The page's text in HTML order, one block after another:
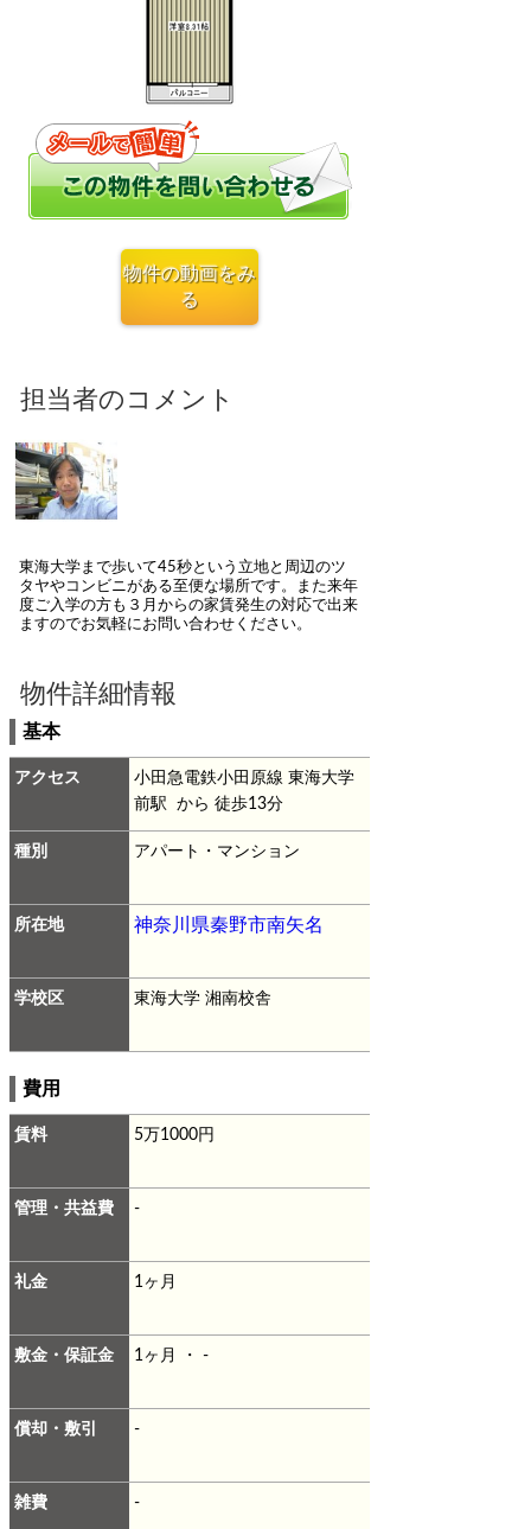
東海大学まで歩いて45秒という立地と周辺のツ
タヤやコンビニがある至便な場所です。また来年
度ご入学の方も３月からの家賃発生の対応で出来
ますのでお気軽にお問い合わせください。
物件詳細情報
基本
アクセス
小田急電鉄小田原線 東海大学
前駅 から 徒歩13分
種別 アパート・マンション
所在地 神奈川県秦野市南矢名
学校区 東海大学 湘南校舎
費用
賃料 5万1000円
管理・共益費 -
礼金 1ヶ月
敷金・保証金 1ヶ月 ・ -
償却・敷引 -
雑費 -